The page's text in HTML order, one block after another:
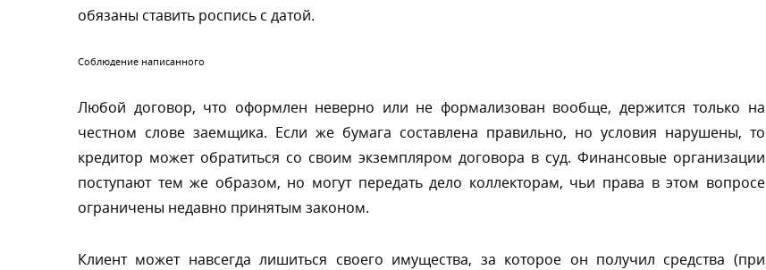
обязаны ставить роспись с датой.
Соблюдение написанного
Любой договор, что оформлен неверно или не формализован вообще, держится только на
честном слове заемщика. Если же бумага составлена правильно, но условия нарушены, то
кредитор может обратиться со своим экземпляром договора в суд. Финансовые организации
поступают тем же образом, но могут передать дело коллекторам, чьи права в этом вопросе
ограничены недавно принятым законом.
Клиент может навсегда лишиться своего имущества, за которое он получил средства (при